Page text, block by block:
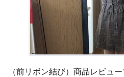
（前リボン結び）商品レビュ